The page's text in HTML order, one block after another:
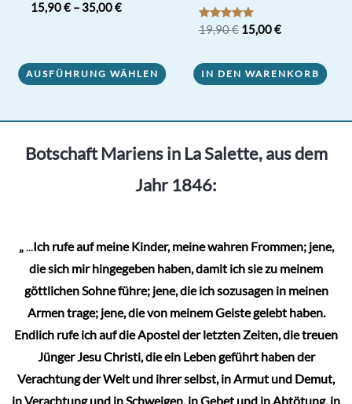
Bewertet mit
5.00
15,90€– 35,00€
AUSFÜHRUNG WÄHLEN
weist
Varianten
Die
der
Produktseite
gewählt
werden
Bewertet mit
5.00
19,90€ Ursprünglicher
19,90 €
15,00€Aktueller
15,00 €.
IN DEN WARENKORB
Botschaft Mariens in La Salette, aus dem
Jahr 1846:
„...Ich rufe auf meine Kinder, meine wahren Frommen; jene,
die sich mir hingegeben haben, damit ich sie zu meinem
göttlichen Sohne führe; jene, die ich sozusagen in meinen
Armen trage; jene, die von meinem Geiste gelebt haben.
Endlich rufe ich auf die Apostel der letzten Zeiten, die treuen
Jünger Jesu Christi, die ein Leben geführt haben der
Verachtung der Welt und ihrer selbst, in Armut und Demut,
in Verachtung und in Schweigen, in Gebet und in Abtötung, in